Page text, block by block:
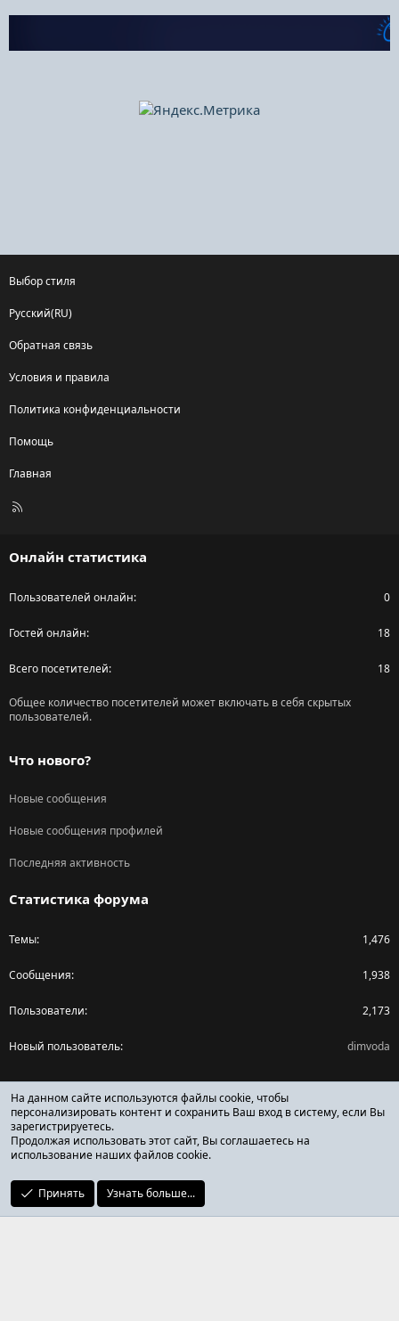
Выбор стиля
Русский(RU)
Обратная связь
Условия и правила
Политика конфиденциальности
Помощь
Главная
R
Онлайн статистика
Пользователей онлайн 0
Гостей онлайн 18
Всего посетителей 18
Общее количество посетителей может включать в себя скрытых
пользователей.
Что нового?
Новые сообщения
Новые сообщения профилей
Последняя активность
Статистика форума
Темы 1,476
Сообщения 1,938
Пользователи 2,173
Новый пользователь dimvoda
Поделиться страницей
Facebook
X (Twitter)
Reddit
ОТЗЫВЫ ОНЛАЙН ФОРУМ
На данном сайте используются файлы cookie, чтобы
персонализировать контент и сохранить Ваш вход в систему, если Вы
зарегистрируетесь.
Продолжая использовать этот сайт, Вы соглашаетесь на
использование наших файлов cookie.
Принять Узнать больше...